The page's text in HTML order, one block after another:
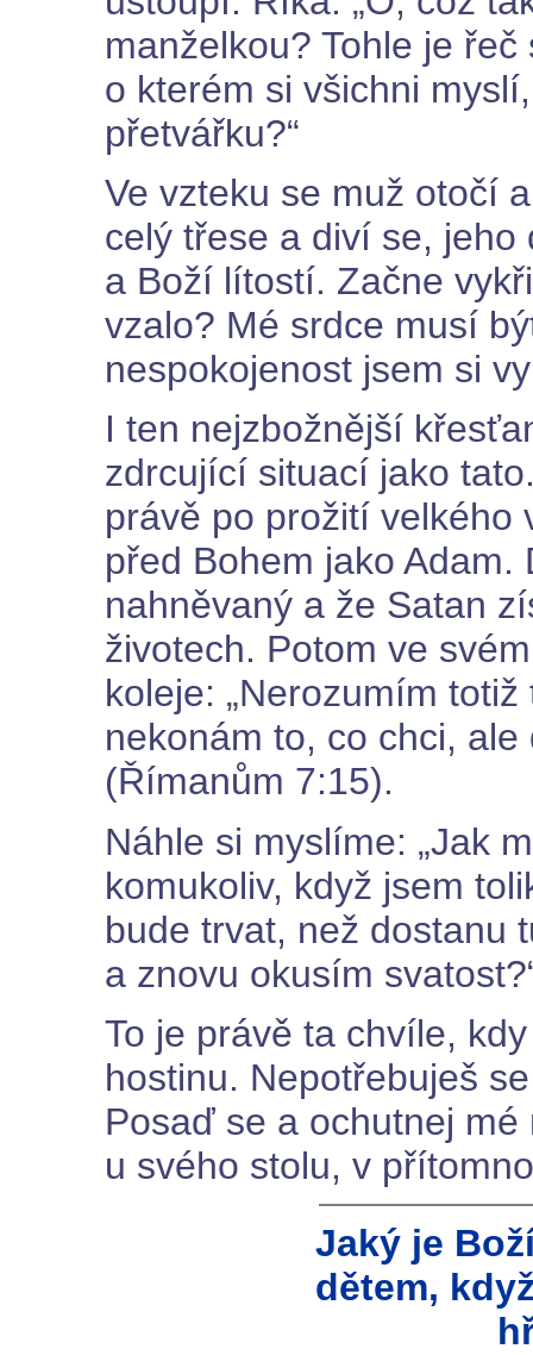
manželkou? Tohle je
o kterém si všichni
přetvářku?“
Ve vzteku se muž otočí
celý třese a diví se,
a Boží lítostí. Začne
vzalo? Mé srdce musí
nespokojenost jsem si
I ten nejzbožnější
zdrcující situací jako
právě po prožití velkého
před Bohem jako
nahněvaný a že Satan
životech. Potom ve
koleje: „Nerozumím
nekonám to, co chci,
(Římanům 7:15).
Náhle si myslíme: „Jak
komukoliv, když jsem
bude trvat, než dostanu
a znovu okusím
To je právě ta chvíle,
hostinu. Nepotřebuješ
Posaď se a ochutnej
u svého stolu, v
Jaký je
dětem,